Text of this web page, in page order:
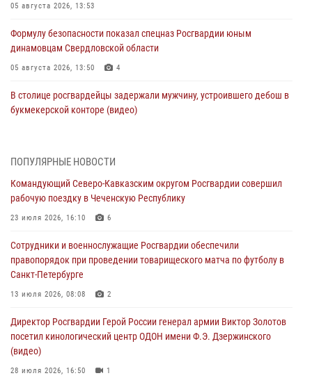
05 августа 2026, 13:53
Формулу безопасности показал спецназ Росгвардии юным
динамовцам Свердловской области
05 августа 2026, 13:50 4
В столице росгвардейцы задержали мужчину, устроившего дебош в
букмекерской конторе (видео)
В Удмуртии при силовой поддержке спецназа Росгвардии
оздоровительных услуг (видео)
05 августа 2026, 13:20
посетили мастер-класс по художественной гимнастике
05 августа 2026, 13:00 3
Офицеры Росгвардии и ветераны войск правопорядка почтили
05 августа 2026, 12:40
Росгвардейцы приняли участие в акции «Волна памяти»,
посвящённой 83‑й годовщине освобождения Белгорода от
ПОПУЛЯРНЫЕ НОВОСТИ
Командующий Северо-Кавказским округом Росгвардии совершил
рабочую поездку в Чеченскую Республику
23 июля 2026, 16:10 6
Сотрудники и военнослужащие Росгвардии обеспечили
правопорядок при проведении товарищеского матча по футболу в
Санкт-Петербурге
13 июля 2026, 08:08 2
Директор Росгвардии Герой России генерал армии Виктор Золотов
посетил кинологический центр ОДОН имени Ф.Э. Дзержинского
(видео)
28 июля 2026, 16:50 1